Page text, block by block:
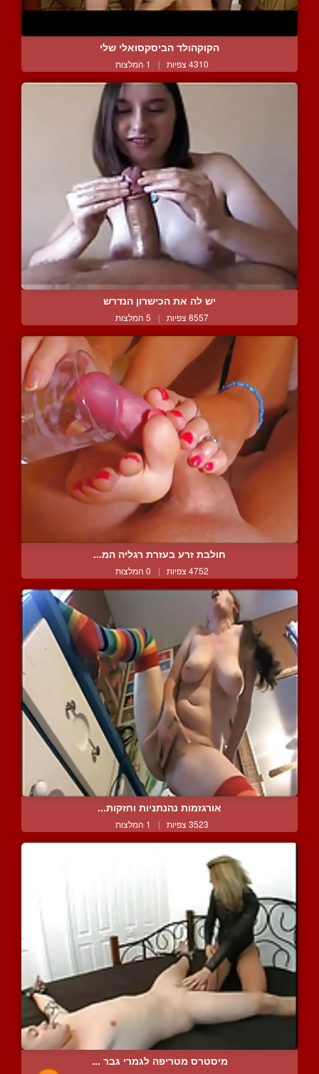
הקוקהולד הביסקסואלי שלי
4310 צפיות | 1 המלצות
יש לה את הכישרון הנדרש
8557 צפיות | 5 המלצות
חולבת זרע בעזרת רגליה המ...
4752 צפיות | 0 המלצות
אורגזמות נהנתניות וחזקות...
3523 צפיות | 1 המלצות
מיסטרס מטריפה לגמרי גבר ...